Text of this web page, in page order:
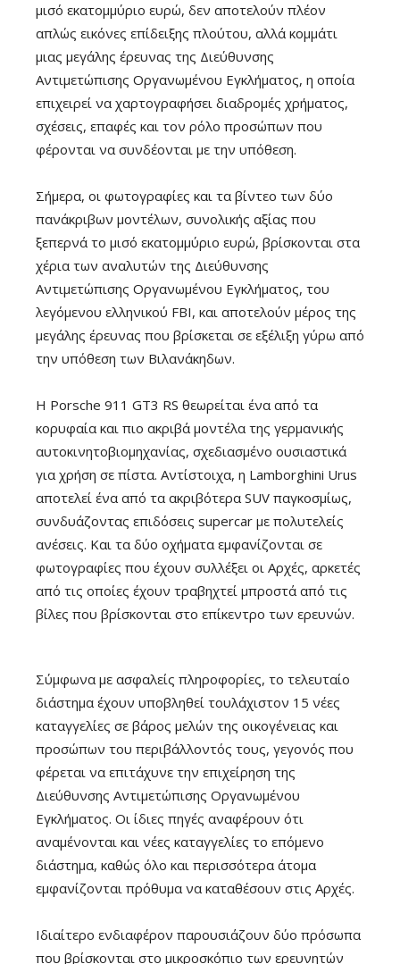
μισό εκατομμύριο ευρώ, δεν αποτελούν πλέον
απλώς εικόνες επίδειξης πλούτου, αλλά κομμάτι
μιας μεγάλης έρευνας της Διεύθυνσης
Αντιμετώπισης Οργανωμένου Εγκλήματος, η οποία
επιχειρεί να χαρτογραφήσει διαδρομές χρήματος,
σχέσεις, επαφές και τον ρόλο προσώπων που
φέρονται να συνδέονται με την υπόθεση.
Σήμερα, οι φωτογραφίες και τα βίντεο των δύο
πανάκριβων μοντέλων, συνολικής αξίας που
ξεπερνά το μισό εκατομμύριο ευρώ, βρίσκονται στα
χέρια των αναλυτών της Διεύθυνσης
Αντιμετώπισης Οργανωμένου Εγκλήματος, του
λεγόμενου ελληνικού FBI, και αποτελούν μέρος της
μεγάλης έρευνας που βρίσκεται σε εξέλιξη γύρω από
την υπόθεση των Βιλανάκηδων.
Η Porsche 911 GT3 RS θεωρείται ένα από τα
κορυφαία και πιο ακριβά μοντέλα της γερμανικής
αυτοκινητοβιομηχανίας, σχεδιασμένο ουσιαστικά
για χρήση σε πίστα. Αντίστοιχα, η Lamborghini Urus
αποτελεί ένα από τα ακριβότερα SUV παγκοσμίως,
συνδυάζοντας επιδόσεις supercar με πολυτελείς
ανέσεις. Και τα δύο οχήματα εμφανίζονται σε
φωτογραφίες που έχουν συλλέξει οι Αρχές, αρκετές
από τις οποίες έχουν τραβηχτεί μπροστά από τις
βίλες που βρίσκονται στο επίκεντρο των ερευνών.
Σύμφωνα με ασφαλείς πληροφορίες, το τελευταίο
διάστημα έχουν υποβληθεί τουλάχιστον 15 νέες
καταγγελίες σε βάρος μελών της οικογένειας και
προσώπων του περιβάλλοντός τους, γεγονός που
φέρεται να επιτάχυνε την επιχείρηση της
Διεύθυνσης Αντιμετώπισης Οργανωμένου
Εγκλήματος. Οι ίδιες πηγές αναφέρουν ότι
αναμένονται και νέες καταγγελίες το επόμενο
διάστημα, καθώς όλο και περισσότερα άτομα
εμφανίζονται πρόθυμα να καταθέσουν στις Αρχές.
Ιδιαίτερο ενδιαφέρον παρουσιάζουν δύο πρόσωπα
που βρίσκονται στο μικροσκόπιο των ερευνητών